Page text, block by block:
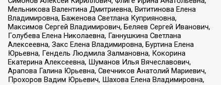
Мельникова Валентина Дмитриевна, Вититинова Елена
Владимировна, Баженова Светлана Куприяновна,
Максимов Сергей Владимирович, Беляев Сергей Иванович,
Голубева Елена Николаевна, Ганнушкина Светлана
Алексеевна, Закс Елена Владимировна, Буртина Елена
Юрьевна, Гендель Людмила Залмановна, Кокорина
Екатерина Алексеевна, Шуманов Илья Вячеславович,
Арапова Галина Юрьевна, Свечников Анатолий Мариевич,
Прохоров Вадим Юрьевич, Шахова Елена Владимировна,